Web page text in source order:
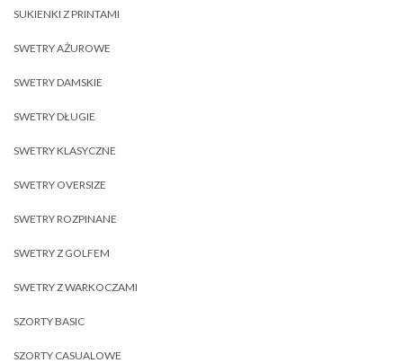
SUKIENKI Z PRINTAMI
SWETRY AŻUROWE
SWETRY DAMSKIE
SWETRY DŁUGIE
SWETRY KLASYCZNE
SWETRY OVERSIZE
SWETRY ROZPINANE
SWETRY Z GOLFEM
SWETRY Z WARKOCZAMI
SZORTY BASIC
SZORTY CASUALOWE